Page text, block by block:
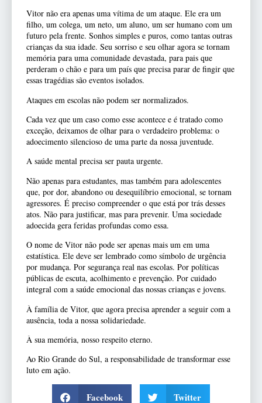
Vitor não era apenas uma vítima de um ataque. Ele era um
filho, um colega, um neto, um aluno, um ser humano com um
futuro pela frente. Sonhos simples e puros, como tantas outras
crianças da sua idade. Seu sorriso e seu olhar agora se tornam
memória para uma comunidade devastada, para pais que
perderam o chão e para um país que precisa parar de fingir que
essas tragédias são eventos isolados.
Ataques em escolas não podem ser normalizados.
Cada vez que um caso como esse acontece e é tratado como
exceção, deixamos de olhar para o verdadeiro problema: o
adoecimento silencioso de uma parte da nossa juventude.
A saúde mental precisa ser pauta urgente.
Não apenas para estudantes, mas também para adolescentes
que, por dor, abandono ou desequilíbrio emocional, se tornam
agressores. É preciso compreender o que está por trás desses
atos. Não para justificar, mas para prevenir. Uma sociedade
adoecida gera feridas profundas como essa.
O nome de Vitor não pode ser apenas mais um em uma
estatística. Ele deve ser lembrado como símbolo de urgência
por mudança. Por segurança real nas escolas. Por políticas
públicas de escuta, acolhimento e prevenção. Por cuidado
integral com a saúde emocional das nossas crianças e jovens.
À família de Vitor, que agora precisa aprender a seguir com a
ausência, toda a nossa solidariedade.
À sua memória, nosso respeito eterno.
Ao Rio Grande do Sul, a responsabilidade de transformar esse
luto em ação.
Facebook Twitter